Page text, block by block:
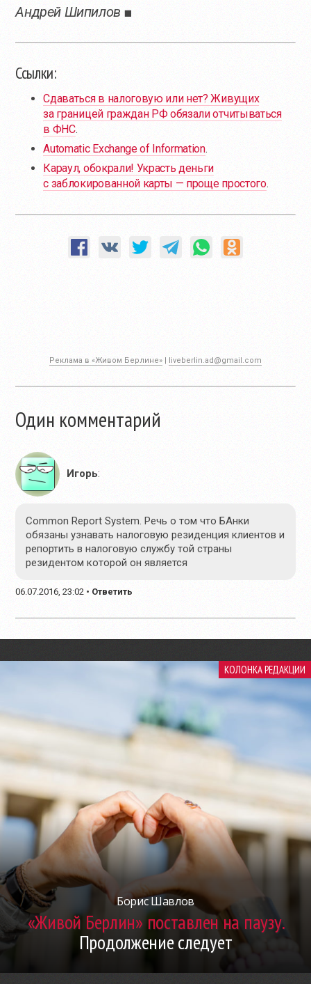
Андрей Шипилов ■
Ссылки:
Сдаваться в налоговую или нет? Живущих
за границей граждан РФ обязали отчитываться
в ФНС.
Automatic Exchange of Information.
Караул, обокрали! Украсть деньги
с заблокированной карты — проще простого.
Реклама в «Живом Берлине» | liveberlin.ad@gmail.com
Один комментарий
Игорь:
Common Report System. Речь о том что БАнки
обязаны узнавать налоговую резиденция клиентов и
репортить в налоговую службу той страны
резидентом которой он является
06.07.2016, 23:02 • Ответить
КОЛОНКА РЕДАКЦИИ
Борис Шавлов
«Живой Берлин» поставлен на паузу.
Продолжение следует